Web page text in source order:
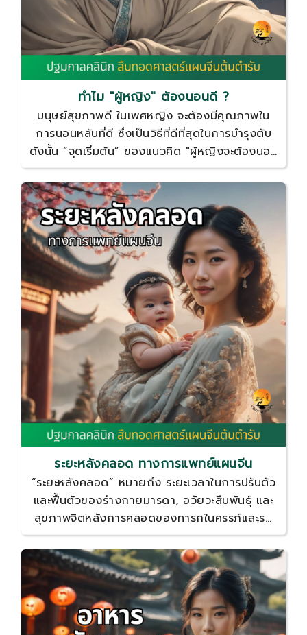
ทำไม "ผู้หญิง" ต้องนอนดี ?
มนุษย์สุขภาพดี ในเพศหญิง จะต้องมีคุณภาพใน
การนอนหลับที่ดี ซึ่งเป็นวิธีที่ดีที่สุดในการบำรุงตับ
ดังนั้น “จุดเริ่มต้น” ของแนวคิด "ผู้หญิงจะต้องนอน
ดี" คือ “การบำรุงตับ” เพื่อให้สอดคล้องกับสภาพ
ร่างกายของเพษหญิง
ระยะหลังคลอด ทางการแพทย์แผนจีน
“ระยะหลังคลอด” หมายถึง ระยะเวลาในการปรับตัว
และฟื้นตัวของร่างกายมารดา, อวัยวะสืบพันธุ์ และ
สุขภาพจิตหลังการคลอดของทารกในครรภ์และรก
ซึ่งจะกินเวลาประมาณ 6-8 สัปดาห์ (42-56 วัน)
การดูแลที่มีคุณภาพจะสามารถส่งผลดีต่อสภาพ
ร่างกาย สภาพจิตใจ รวมถึงการป้องกันโรคต่าง ๆ
หลังคลอดของคุณแม่ได้อย่างดีในระยะยาว